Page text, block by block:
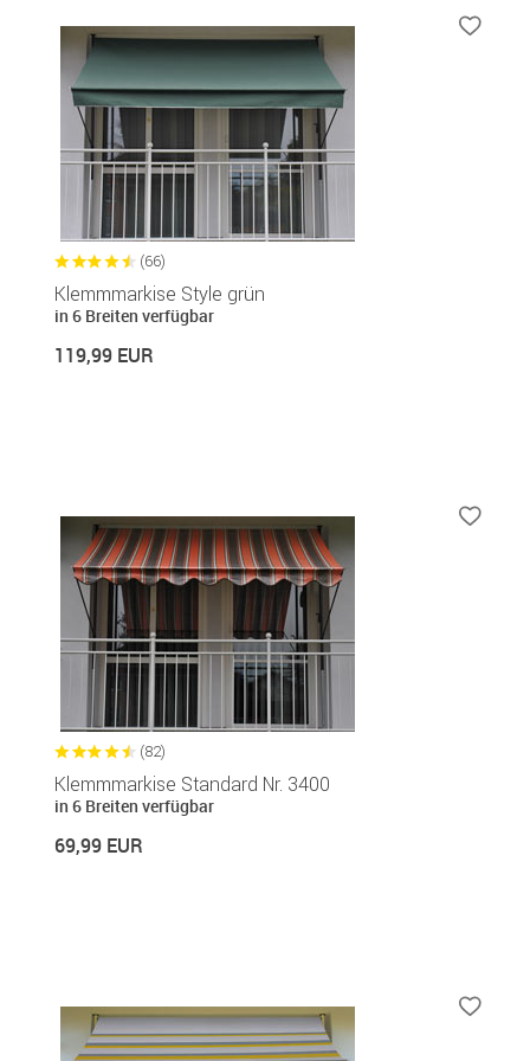
(66)
Klemmmarkise Style grün
in 6 Breiten verfügbar
119,99 EUR
(82)
Klemmmarkise Standard Nr. 3400
in 6 Breiten verfügbar
69,99 EUR